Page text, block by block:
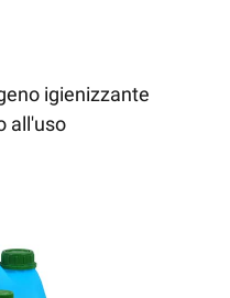
igienizzante
all'uso